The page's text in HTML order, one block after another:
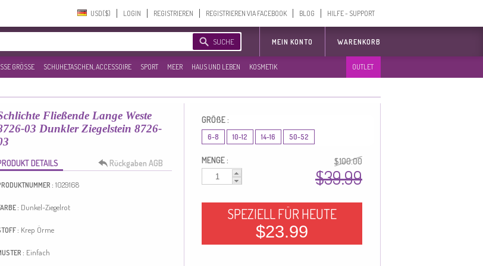
USD($)‎ LOGIN REGISTRIEREN REGISTRIEREN VIA FACEBOOK BLOG HILFE - SUPPORT
SUCHE MEIN KONTO WARENKORB
GRÖSSE SCHUHE,TASCHEN, ACCESSOIRE SPORT MEER HAUS UND LEBEN KOSMETIK OUTLET
Fließende Lange Weste
03 Dunkler Ziegelstein 8726-
DETAILS Rückgaben AGB
: 1029168
: Dunkel-Ziegelrot
: Krep Örme
: Einfach
GRÖßE :
6-8 10-12 14-16 50-52
MENGE : $100.00
$39.99
SPEZIELL FÜR HEUTE
$23.99